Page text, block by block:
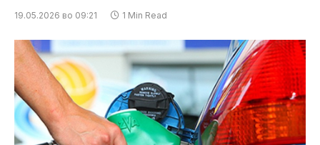
19.05.2026 во 09:21 1 Min Read